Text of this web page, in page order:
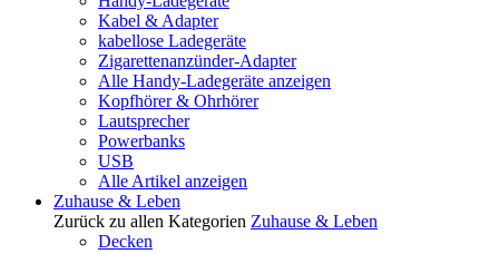
Kabel & Adapter
kabellose Ladegeräte
Zigarettenanzünder-Adapter
Alle Handy-Ladegeräte anzeigen
Kopfhörer & Ohrhörer
Lautsprecher
Powerbanks
USB
Alle Artikel anzeigen
Zuhause & Leben
Zurück zu allen Kategorien Zuhause & Leben
Decken